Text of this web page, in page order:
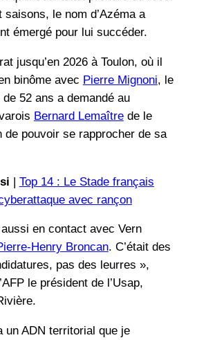
saisons, le nom d’Azéma a
émergé pour lui succéder.
jusqu’en 2026 à Toulon, où il
binôme avec Pierre Mignoni, le
52 ans a demandé au
Bernard Lemaîtrede le
de pouvoir se rapprocher de sa
| Top 14 : Le Stade français
avec rançon
en contact avec Vern
Henry Broncan. C’était des
pas des leurres »,
le président de l’Usap,
un ADN territorial que je